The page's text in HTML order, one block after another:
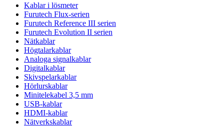
Kablar i lösmeter
Furutech Flux-serien
Furutech Reference III serien
Furutech Evolution II serien
Nätkablar
Högtalarkablar
Analoga signalkablar
Digitalkablar
Skivspelarkablar
Hörlurskablar
Minitelekabel 3,5 mm
USB-kablar
HDMI-kablar
Nätverkskablar